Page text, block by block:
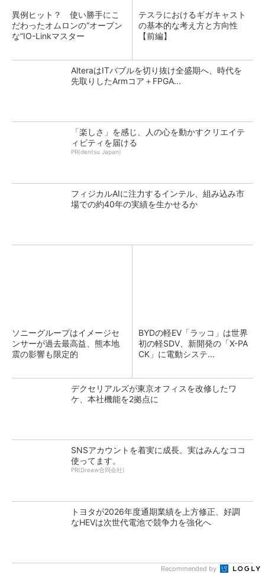
異例ヒット？ 使い勝手にこ
だわったオムロンの“オープン
な”IO-Linkマスター
テスラにおけるギガキャスト
の基本的な考え方と方向性
【前編】
AlteraはITバブルを切り抜け全盛期へ、時代を
先取りしたArmコア＋FPGA...
「楽しさ」を感じ、人の心を動かすクリエイテ
ィビティを届ける
PR(dentsu Japan)
フィジカルAIに注力するインテル、組み込み市
場での約40年の実績を生かせるか
ソニーグループはイメージセ
ンサーが過去最高益、熊本地
震の影響も限定的
BYDの軽EV「ラッコ」は世界
初の軽SDV、新開発の「X-PA
CK」に電動システ...
デクセリアルズが東京オフィスを改修したワ
ケ、本社機能を2拠点に
SNSアカウントを着実に成長。実はみんなココ
使ってます。
PR(Dreaw合同会社)
トヨタが2026年度通期業績を上方修正、好調
なHEVは次世代電池で競争力を強化へ
Recommended by